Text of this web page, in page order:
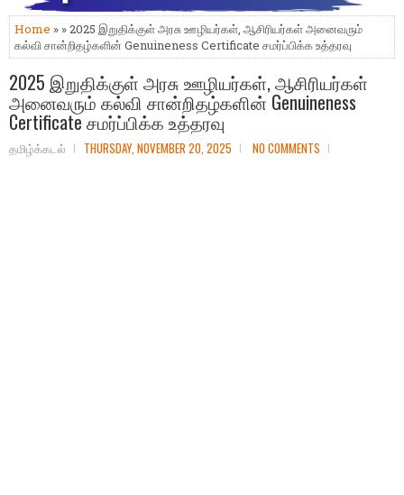
Home » » 2025 இறுதிக்குள் அரசு ஊழியர்கள், ஆசிரியர்கள் அனைவரும்
கல்வி சான்றிதழ்களின் Genuineness Certificate சமர்ப்பிக்க உத்தரவு
2025 இறுதிக்குள் அரசு ஊழியர்கள், ஆசிரியர்கள்
அனைவரும் கல்வி சான்றிதழ்களின் Genuineness
Certificate சமர்ப்பிக்க உத்தரவு
தமிழ்க்கடல் THURSDAY, NOVEMBER 20, 2025 NO COMMENTS